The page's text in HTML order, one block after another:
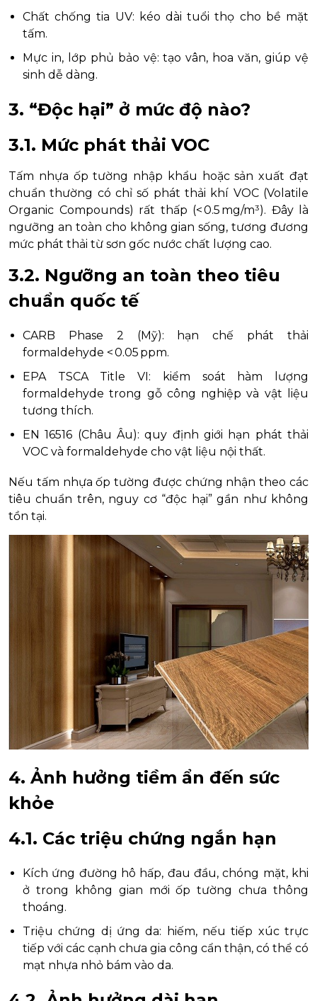
Chất chống tia UV: kéo dài tuổi thọ cho bề mặt
tấm.
Mực in, lớp phủ bảo vệ: tạo vân, hoa văn, giúp vệ
sinh dễ dàng.
3. “Độc hại” ở mức độ nào?
3.1. Mức phát thải VOC
Tấm nhựa ốp tường nhập khẩu hoặc sản xuất đạt
chuẩn thường có chỉ số phát thải khí VOC (Volatile
Organic Compounds) rất thấp (< 0.5 mg/m³). Đây là
ngưỡng an toàn cho không gian sống, tương đương
mức phát thải từ sơn gốc nước chất lượng cao.
3.2. Ngưỡng an toàn theo tiêu
chuẩn quốc tế
CARB Phase 2 (Mỹ): hạn chế phát thải
formaldehyde < 0.05 ppm.
EPA TSCA Title VI: kiểm soát hàm lượng
formaldehyde trong gỗ công nghiệp và vật liệu
tương thích.
EN 16516 (Châu Âu): quy định giới hạn phát thải
VOC và formaldehyde cho vật liệu nội thất.
Nếu tấm nhựa ốp tường được chứng nhận theo các
tiêu chuẩn trên, nguy cơ “độc hại” gần như không
tồn tại.
4. Ảnh hưởng tiềm ẩn đến sức
khỏe
4.1. Các triệu chứng ngắn hạn
Kích ứng đường hô hấp, đau đầu, chóng mặt, khi
ở trong không gian mới ốp tường chưa thông
thoáng.
Triệu chứng dị ứng da: hiếm, nếu tiếp xúc trực
tiếp với các cạnh chưa gia công cẩn thận, có thể có
mạt nhựa nhỏ bám vào da.